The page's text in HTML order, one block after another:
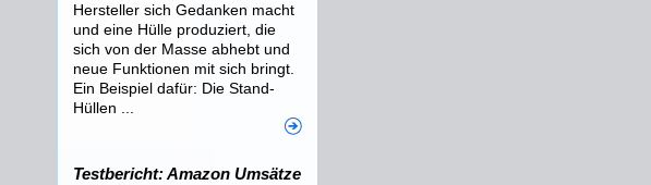
Hersteller sich Gedanken macht
und eine Hülle produziert, die
sich von der Masse abhebt und
neue Funktionen mit sich bringt.
Ein Beispiel dafür: Die Stand-
Hüllen ...
Testbericht: Amazon Umsätze